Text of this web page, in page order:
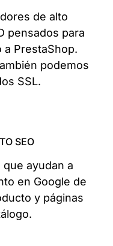
de alto
pensados para
a PrestaShop.
podemos
SSL.
SEO
ayudan a
en Google de
y páginas